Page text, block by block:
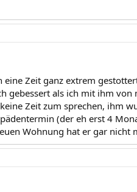
Zeit ganz extrem
gebessert als ich mit ihm
Zeit zum sprechen, ihm
(der eh erst 4
Wohnung hat er gar nicht